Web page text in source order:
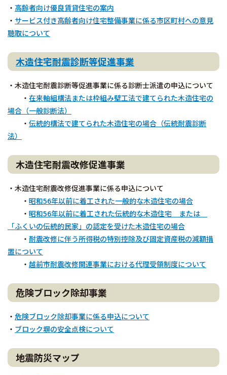
・ 高齢者向け優良賃貸住宅の案内
・ サービス付き高齢者向け住宅整備事業に係る市区町村への意見
聴取について
木造住宅耐震診断等促進事業
・木造住宅耐震診断等促進事業に係る診断士派遣の申込について
・ 在来軸組構法または枠組み壁工法で建てられた木造住宅の
場合（一般診断法）
・ 伝統的構法で建てられた木造住宅の場合（伝統耐震診断
法）
木造住宅耐震改修促進事業
・木造住宅耐震改修促進事業に係る申込について
・ 昭和56年以前に着工された一般的な木造住宅の場合
・ 昭和56年以前に着工された伝統的な木造住宅 または
「ふくいの伝統的民家」の認定を受けた木造住宅の場合
・ 耐震改修に伴う所得税の特別控除及び固定資産税の減額措
置について
・ 越前市耐震改修関連事業における代理受領制度について
危険ブロック除却事業
・ 危険ブロック除却事業に係る申込について
・ ブロック塀の安全点検について
地震防災マップ